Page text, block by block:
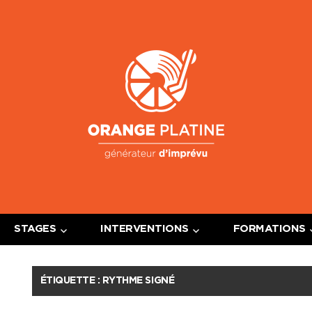
STAGES INTERVENTIONS FORMATIONS
ÉTIQUETTE : RYTHME SIGNÉ